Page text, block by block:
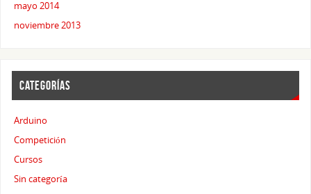
mayo 2014
noviembre 2013
CATEGORÍAS
Arduino
Competición
Cursos
Sin categoría